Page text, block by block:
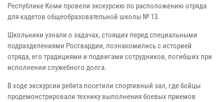
Республике Коми провели экскурсию по расположению отряда
для кадетов общеобразовательной школы № 13.
Школьники узнали о задачах, стоящих перед специальными
подразделениями Росгвардии, познакомились с историей
отряда, его традициями и подвигами сотрудников, погибших при
исполнении служебного долга.
В ходе экскурсии ребята посетили спортивный зал, где бойцы
продемонстрировали технику выполнения боевых приемов